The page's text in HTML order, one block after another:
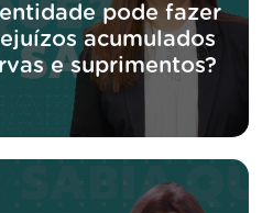
pode fazer
acumulados
e suprimentos?